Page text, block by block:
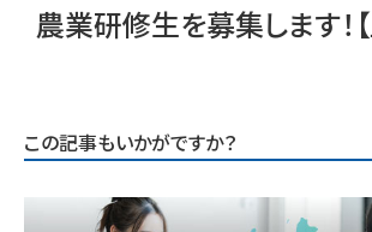
農業研修生を募集します！
この記事もいかがですか？